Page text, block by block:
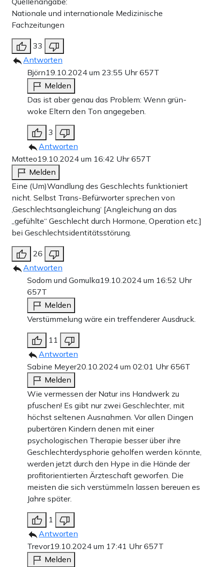
Nationale und internationale Medizinische
Fachzeitungen
33
Antworten
Björn19.10.2024 um 23:55 Uhr657T
Melden
Das ist aber genau das Problem: Wenn grün-
woke Eltern den Ton angegeben.
3
Antworten
Matteo19.10.2024 um 16:42 Uhr657T
Melden
Eine (Um)Wandlung des Geschlechts funktioniert
nicht. Selbst Trans-Befürworter sprechen von
‚Geschlechtsangleichung‘ [Angleichung an das
„gefühlte“ Geschlecht durch Hormone, Operation etc.]
bei Geschlechtsidentitätsstörung.
26
Antworten
Sodom und Gomulka19.10.2024 um 16:52 Uhr
657T
Melden
Verstümmelung wäre ein treffenderer Ausdruck.
11
Antworten
Sabine Meyer20.10.2024 um 02:01 Uhr656T
Melden
Wie vermessen der Natur ins Handwerk zu
pfuschen! Es gibt nur zwei Geschlechter, mit
höchst seltenen Ausnahmen. Vor allen Dingen
pubertären Kindern denen mit einer
psychologischen Therapie besser über ihre
Geschlechterdysphorie geholfen werden könnte,
werden jetzt durch den Hype in die Hände der
profitorientierten Ärzteschaft geworfen. Die
meisten die sich verstümmeln lassen bereuen es
Jahre später.
1
Antworten
Trevor19.10.2024 um 17:41 Uhr657T
Melden